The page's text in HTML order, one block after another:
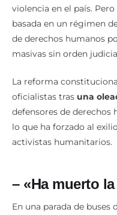
violencia en el país.
basada en un régimen
de derechos humanos
masivas sin orden
La reforma
oficialistas tras una
defensores de
lo que ha forzado al
activistas humanitarios.
– «Ha muerto
En una parada de buses